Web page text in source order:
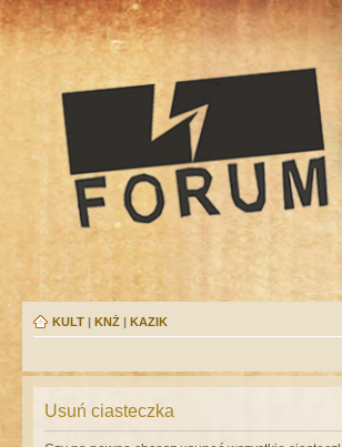
KULT | KNŻ | KAZIK
Usuń ciasteczka